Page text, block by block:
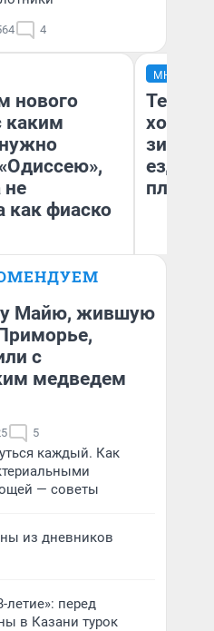
4
нового
каким
не
как фиаско
Губарь
МНЕНИЕ
Тепло
зимой.
ездит
плюсы
Майю, жившую
с
медведем
5
каждый. Как
— советы
из дневников
летие»: перед
в Казани турок